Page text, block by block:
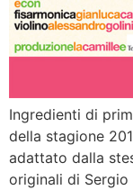
Ingredienti di
della stagione
adattato dalla
originali di Sergio